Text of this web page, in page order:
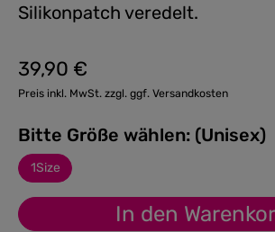
Silikonpatch veredelt.
Regulärer Preis:
39,90 €
Preis inkl. MwSt. zzgl. ggf. Versandkosten
Bitte Größe wählen: (Unisex)
1Size
In den